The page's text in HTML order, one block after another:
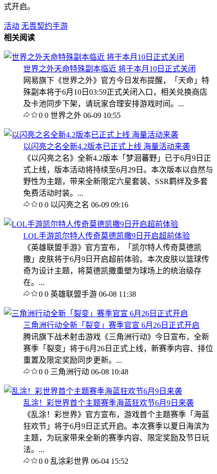
式开启。
活动 无畏契约手游
相关阅读
世界之外天命特殊副本临近 将于本月10日正式关闭
网易旗下《世界之外》官方今日发布提醒，「天命」特
殊副本将于6月10日03:59正式关闭入口，相关兑换商店
及卡池同步下架，请玩家合理安排游戏时间。...
0 0 世界之外 06-09 10:55
以闪亮之名全新4.2版本已正式上线 海量活动来袭
《以闪亮之名》全新4.2版本「梦洄蕃野」已于6月9日正
式上线，版本活动将持续至6月29日。本次版本以自然与
野性为主题，带来全新限定六星套装、SSR羁绊及多套
免费活动时装。...
0 0 以闪亮之名 06-09 09:16
LOL手游凯尔特人传奇莫德凯撒9日开启超前体验
《英雄联盟手游》官方宣布，「凯尔特人传奇莫德凯
撒」皮肤将于6月9日开启超前体验。本次皮肤以篮球传
奇为设计主题，将莫德凯撒重塑为球场上的统治级存
在。...
0 0 英雄联盟手游 06-08 11:38
三角洲行动全新「裂变」赛季官宣 6月26日正式开启
腾讯旗下战术射击游戏《三角洲行动》今日宣布，全新
赛季「裂变」将于6月26日正式上线，新赛季内容、排位
重置及限定奖励同步更新。...
0 0 三角洲行动 06-08 10:48
乱涂！彩世界首个主题赛季海蓝狂欢节6月9日来袭
《乱涂！彩世界》官方宣布，游戏首个主题赛季「海蓝
狂欢节」将于6月9日正式开启。本次赛季以夏日海滨为
主题，为玩家带来全新的赛季内容、限定奖励及节日玩
法。...
0 0 乱涂彩世界 06-04 15:52